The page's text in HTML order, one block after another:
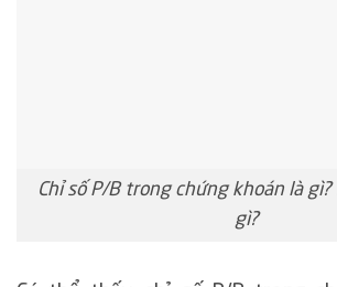
Chỉ số P/B trong chứng khoán là gì?
gì?